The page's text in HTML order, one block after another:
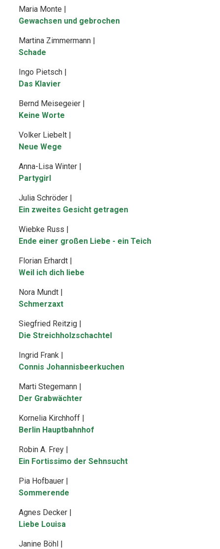
Maria Monte |
Gewachsen und gebrochen
Martina Zimmermann |
Schade
Ingo Pietsch |
Das Klavier
Bernd Meisegeier |
Keine Worte
Volker Liebelt |
Neue Wege
Anna-Lisa Winter |
Partygirl
Julia Schröder |
Ein zweites Gesicht getragen
Wiebke Russ |
Ende einer großen Liebe - ein Teich
Florian Erhardt |
Weil ich dich liebe
Nora Mundt |
Schmerzaxt
Siegfried Reitzig |
Die Streichholzschachtel
Ingrid Frank |
Connis Johannisbeerkuchen
Marti Stegemann |
Der Grabwächter
Kornelia Kirchhoff |
Berlin Hauptbahnhof
Robin A. Frey |
Ein Fortissimo der Sehnsucht
Pia Hofbauer |
Sommerende
Agnes Decker |
Liebe Louisa
Janine Böhl |